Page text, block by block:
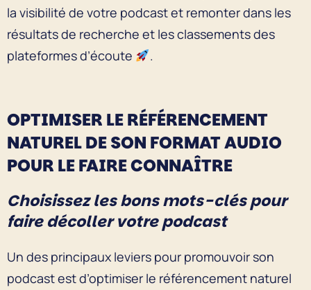
la visibilité de votre podcast et remonter dans les
résultats de recherche et les classements des
plateformes d’écoute
.
OPTIMISER LE RÉFÉRENCEMENT
NATUREL DE SON FORMAT AUDIO
POUR LE FAIRE CONNAÎTRE
Choisissez les bons mots-clés pour
faire décoller votre podcast
Un des principaux leviers pour promouvoir son
podcast est d’optimiser le référencement naturel